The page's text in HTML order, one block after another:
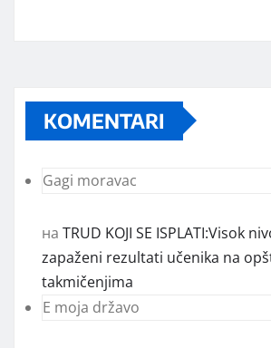
KOMENTARI
Gagi moravac
на TRUD KOJI SE ISPLATI:Visok
zapaženi rezultati učenika na
takmičenjima
E moja državo